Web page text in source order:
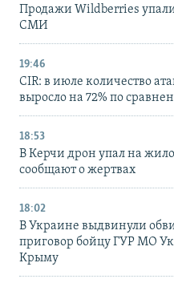
Продажи Wildberries
СМИ
19:46
CIR: в июле количество
выросло на 72% по
18:53
В Керчи дрон упал на
сообщают о жертвах
18:02
В Украине выдвинули
приговор бойцу ГУР МО
Крыму